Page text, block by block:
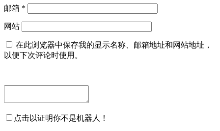
邮箱 *
网站
在此浏览器中保存我的显示名称、邮箱地址和网站地址，
以便下次评论时使用。
点击以证明你不是机器人！